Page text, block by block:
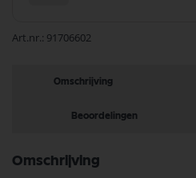
Art.nr. 91706602
Omschrijving
Beoordelingen
Omschrijving